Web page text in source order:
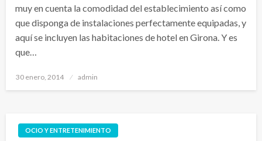
muy en cuenta la comodidad del establecimiento así como
que disponga de instalaciones perfectamente equipadas, y
aquí se incluyen las habitaciones de hotel en Girona. Y es
que…
Publicado
30 enero, 2014 admin
OCIO Y ENTRETENIMIENTO